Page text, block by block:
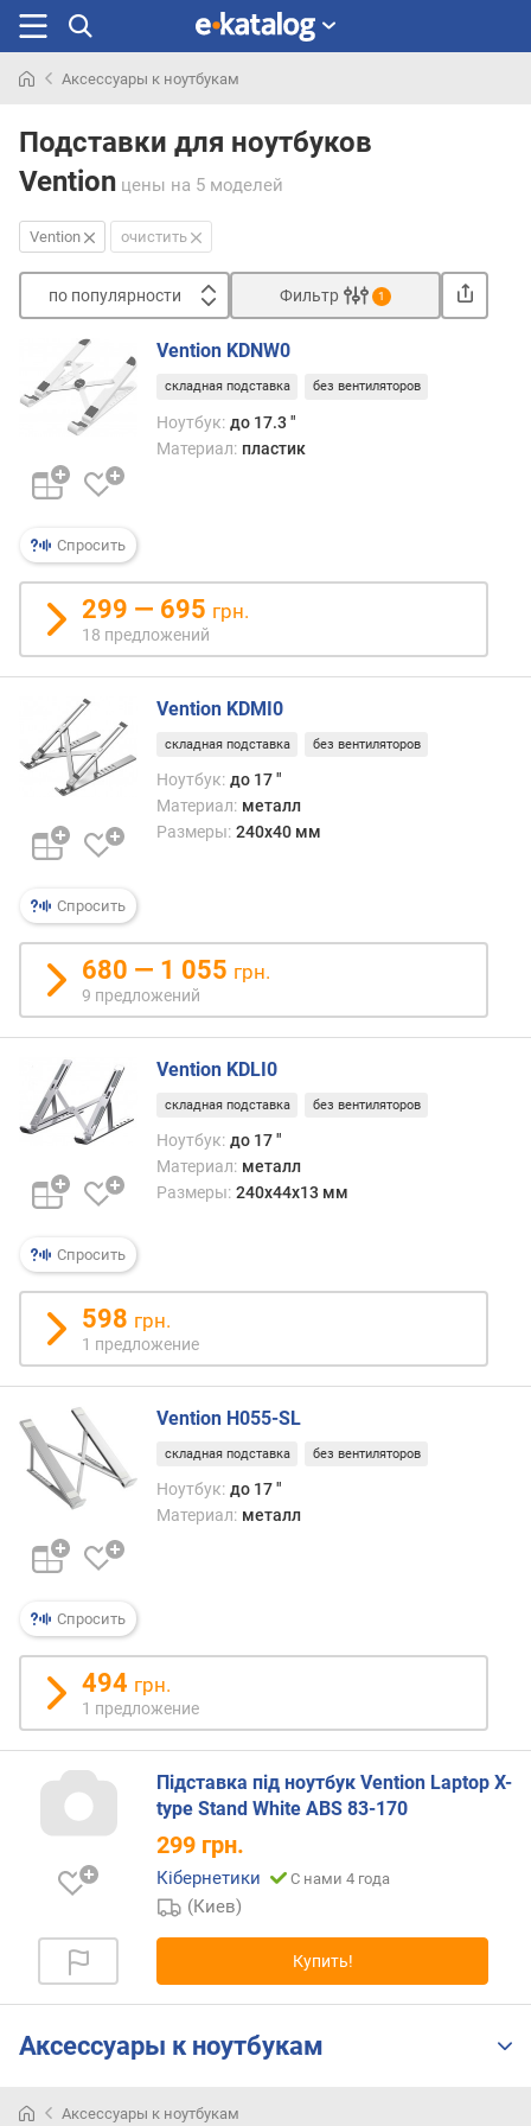
раньше
Аксессуары к ноутбукам
Подставки для ноутбуков
Vention цены на 5 моделей
Vention очистить
по популярности
п
о
п
у
я
р
н
о
о
т
д
ш
е
ы
х
к
д
о
р
о
г
и
о
т
о
р
о
г
и
х
е
ш
в
ы
п
о
о
т
з
ы
в
м
п
т
е
о
а
Фильтр 1
Спросить
Vention KDNW0
складная подставка без вентиляторов
Ноутбук: до 17.3 "
Материал: пластик
299 — 695 грн.
18 предложений
Спросить
Vention KDMI0
складная подставка без вентиляторов
Ноутбук: до 17 "
Материал: металл
Размеры: 240x40 мм
680 — 1 055 грн.
9 предложений
Спросить
Vention KDLI0
складная подставка без вентиляторов
Ноутбук: до 17 "
Материал: металл
Размеры: 240x44x13 мм
598 грн.
1 предложение
Спросить
Vention H055-SL
складная подставка без вентиляторов
Ноутбук: до 17 "
Материал: металл
494 грн.
1 предложение
Підставка під ноутбук Vention Laptop X-
type Stand White ABS 83-170
299 грн.
Кібернетики С нами 4 года
(Киев)
Купить!
Аксессуары к ноутбукам
Аксессуары к ноутбукам